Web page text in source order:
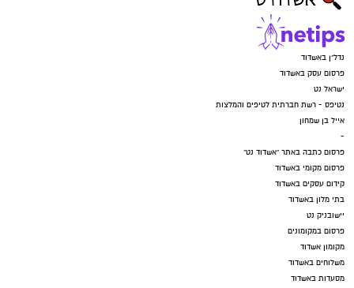
נדל"ן באשדוד
פרסום עסק באשדוד
ישראל נט
נטיפס - רשת חברתית לטיפים והמלצות
אייל בן שמחון
-
פרסום כתבה באתר "אשדוד נט"
פרסום מקומי באשדוד
קידום עסקים באשדוד
בתי מלון באשדוד
יישובניק נט
פרסום במקומונים
מקומון אשדוד
משלוחים באשדוד
מסעדות באשדוד